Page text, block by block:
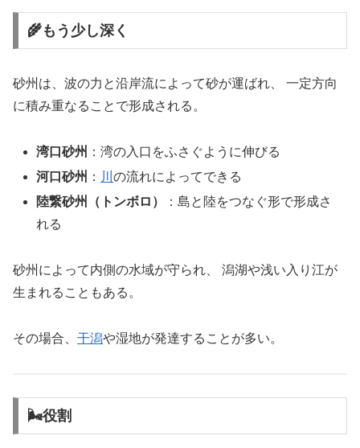
🌾もう少し深く
砂州は、波の力と沿岸流によって砂が運ばれ、 一定方向
に積み重なることで形成される。
湾口砂州 ：湾の入口をふさぐように伸びる
河口砂州 ： 川の流れによってできる
陸繋砂州（トンボロ）
：島と陸をつなぐ形で形成さ
れる
砂州によって内側の水域が守られ、 潟湖や浅い入り江が
生まれることもある。
その場合、 干潟や湿地が発達することが多い。
🌬役割